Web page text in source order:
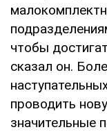
чтобы
сказал он.
проводить
значительные